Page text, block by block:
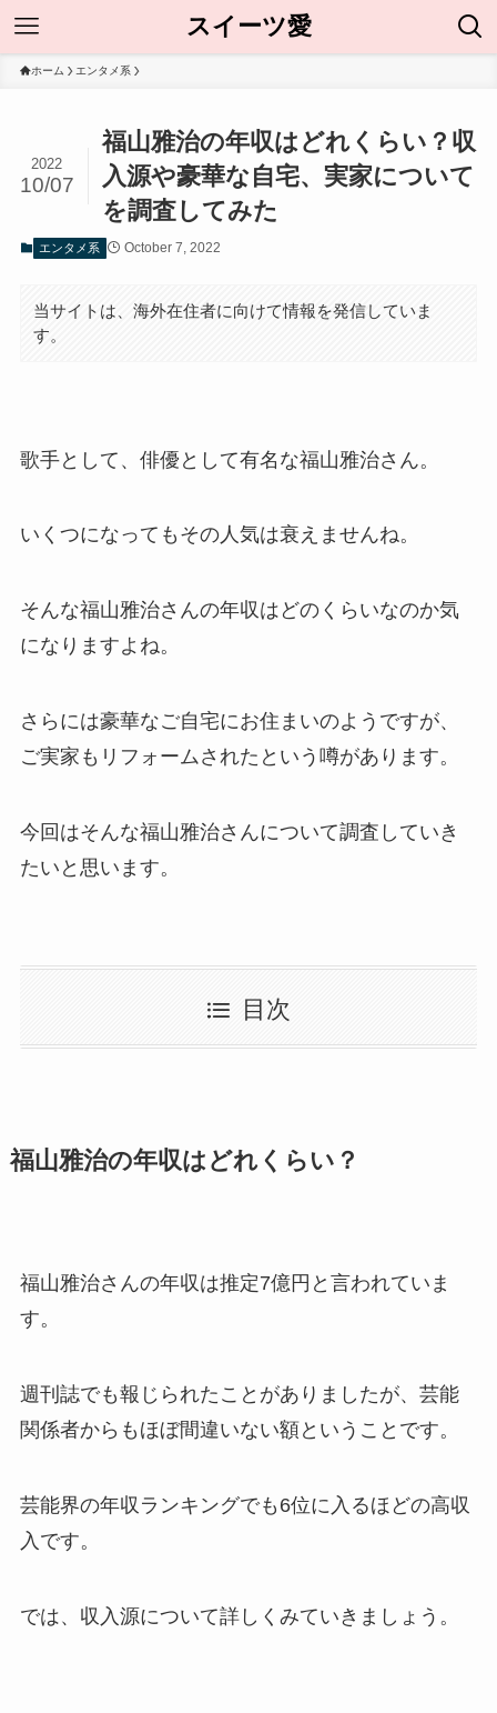
スイーツ愛
ホーム エンタメ系
福山雅治の年収はどれくらい？収
入源や豪華な自宅、実家について
を調査してみた
2022
10/07
エンタメ系 October 7, 2022
当サイトは、海外在住者に向けて情報を発信していま
す。
歌手として、俳優として有名な福山雅治さん。
いくつになってもその人気は衰えませんね。
そんな福山雅治さんの年収はどのくらいなのか気
になりますよね。
さらには豪華なご自宅にお住まいのようですが、
ご実家もリフォームされたという噂があります。
今回はそんな福山雅治さんについて調査していき
たいと思います。
目次
福山雅治の年収はどれくらい？
福山雅治さんの年収は推定7億円と言われていま
す。
週刊誌でも報じられたことがありましたが、芸能
関係者からもほぼ間違いない額ということです。
芸能界の年収ランキングでも6位に入るほどの高収
入です。
では、収入源について詳しくみていきましょう。